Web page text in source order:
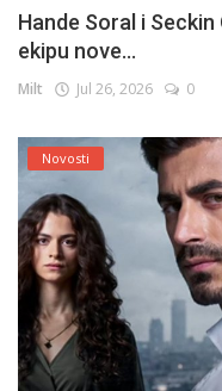
Hande Soral i
ekipu nove...
Milt Jul 26, 2026 0
Novosti